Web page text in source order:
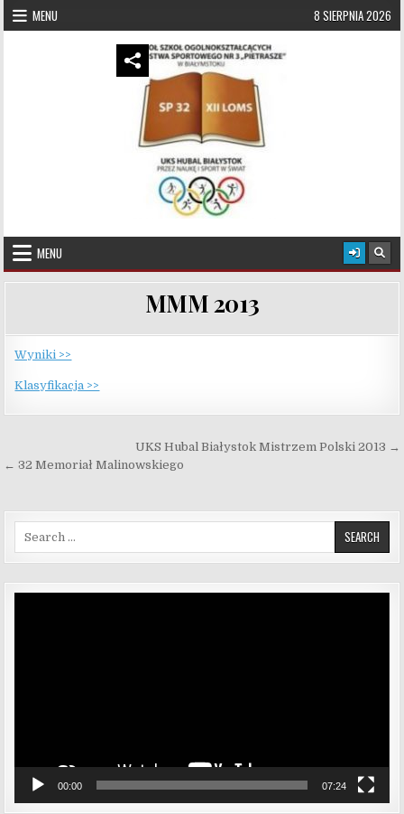
Skip to content
MENU 8 SIERPNIA 2026
UKS Hubal Białystok
MENU
MMM 2013
Wyniki >>
Klasyfikacja >>
Nawigacja wpisuUKS Hubal Białystok Mistrzem Polski 2013 →
← 32 Memoriał Malinowskiego
Search for:
00:00 07:24